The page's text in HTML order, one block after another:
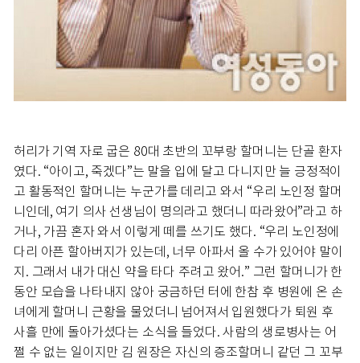
허리가 기역 자로 굽은 80대 초반의 꼬부랑 할머니는 단골 환자
였다. “아이고, 죽겠다”는 말을 입에 달고 다니지만 늘 긍정적이
고 활동적인 할머니는 누군가를 데리고 와서 “우리 노인정 할머
니인데, 여기 의사 선생님이 명의라고 했더니 따라왔어”라고 하
거나, 가끔 혼자 와서 이렇게 떼를 쓰기도 했다. “우리 노인정에
다리 아픈 할아버지가 있는데, 너무 아파서 올 수가 있어야 말이
지. 그래서 내가 대신 약을 타다 주려고 왔어.” 그런 할머니가 한
동안 모습을 나타내지 않아 궁금하던 터에 한참 후 병원에 온 손
녀에게 할머니 근황을 물었더니 넘어져서 입원했다가 퇴원 후
사흘 만에 돌아가셨다는 소식을 들었다. 사람의 생로병사는 어
쩔 수 없는 일이지만 김 원장은 자신의 증조할머니 같던 그 꼬부